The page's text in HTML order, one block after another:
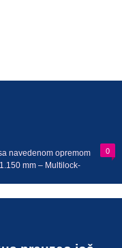
0
navedenom opremom
mm – Multilock-